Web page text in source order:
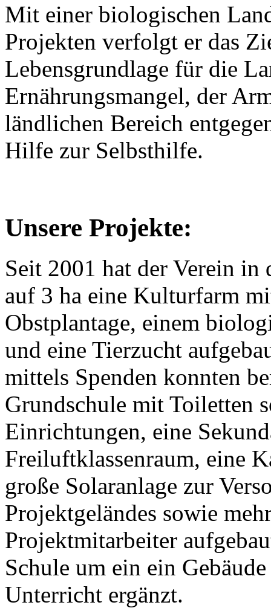
Mit einer biologischen
Projekten verfolgt er das
Lebensgrundlage für die
Ernährungsmangel, der
ländlichen Bereich
Hilfe zur Selbsthilfe.
Unsere Projekte:
Seit 2001 hat der Verein
auf 3 ha eine Kulturfarm
Obstplantage, einem
und eine Tierzucht
mittels Spenden konnten
Grundschule mit Toiletten
Einrichtungen, eine
Freiluftklassenraum, eine
große Solaranlage zur
Projektgeländes sowie
Projektmitarbeiter
Schule um ein ein
Unterricht ergänzt.